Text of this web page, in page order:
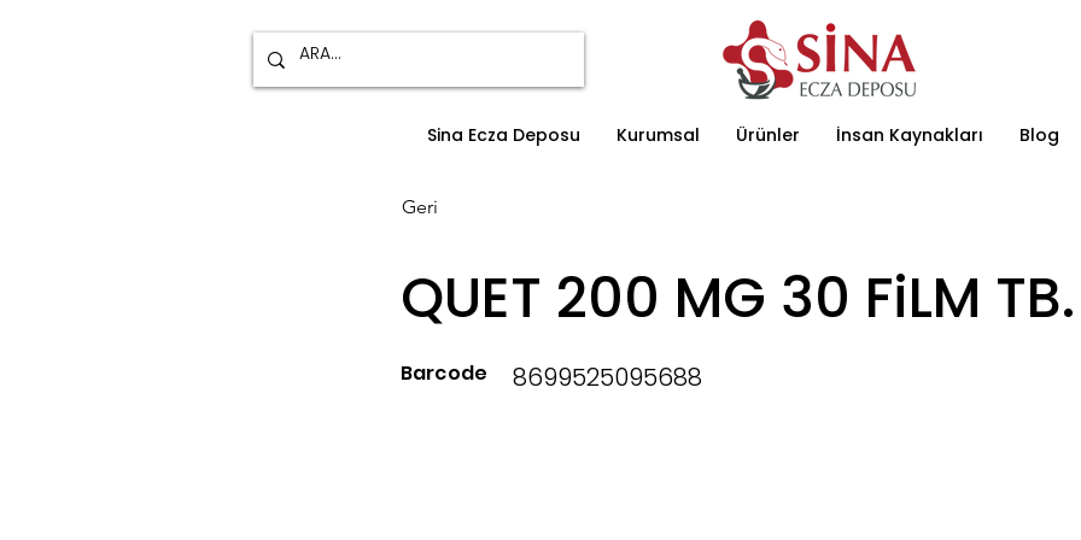
Sina Ecza Deposu Kurumsal Ürünler İnsan Kaynakları Blog
Geri
QUET 200 MG 30 FiLM TB.
Barcode 8699525095688